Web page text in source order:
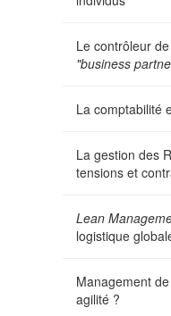
Le contrôleur
"business
La comptabilité
La gestion des
tensions et
Lean
logistique
Management
agilité ?